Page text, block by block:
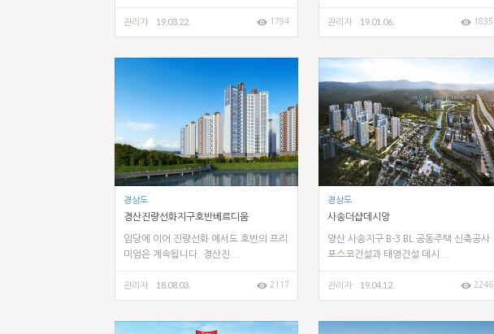
관리자 19.03.22. 1794 관리자 19.01.06. 1835
경상도
경산진량선화지구호반베르디움
임당에 이어 진량선화 에서도 호반의 프리
미엄은 계속됩니다. 경산진...
관리자 18.08.03. 2117
경상도
사송더샵데시앙
양산 사송지구 B-3 BL 공동주택 신축공사
포스코건설과 태영건설 데시...
관리자 19.04.12. 2246